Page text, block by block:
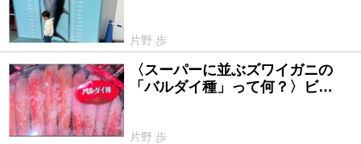
片野 歩
2024/12/27
〈スーパーに並ぶズワイガニの
「バルダイ種」って何？〉ビ…
片野 歩